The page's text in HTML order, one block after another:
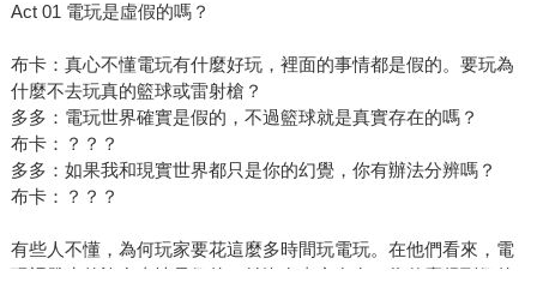
Act 01 電玩是虛假的嗎？
布卡：真心不懂電玩有什麼好玩，裡面的事情都是假的。要玩為
什麼不去玩真的籃球或雷射槍？
多多：電玩世界確實是假的，不過籃球就是真實存在的嗎？
布卡：？？？
多多：如果我和現實世界都只是你的幻覺，你有辦法分辨嗎？
布卡：？？？
有些人不懂，為何玩家要花這麼多時間玩電玩。在他們看來，電
玩裡發生的許多事情是假的，並沒有真實存在。為什麼得到假的